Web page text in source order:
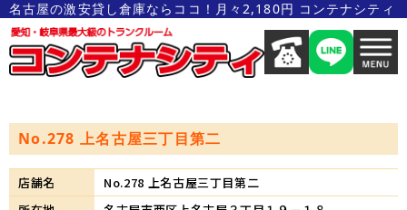
名古屋の激安貸し倉庫ならココ！月々2,180円 コンテナシティ
No.278 上名古屋三丁目第二
店舗名
No.278 上名古屋三丁目第二